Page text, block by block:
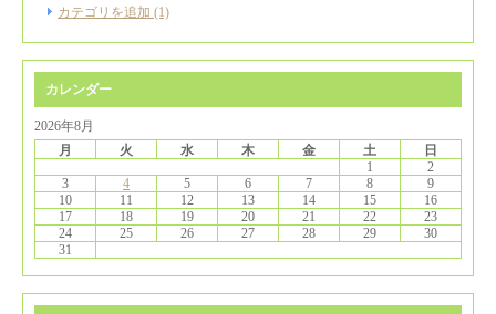
カテゴリを追加 (1)
カレンダー
2026年8月
月
火 水 木 金 土
日
1
2
3
4 5 6 7 8
9
10
11 12 13 14 15
16
17
18 19 20 21 22
23
24
25 26 27 28 29
30
31